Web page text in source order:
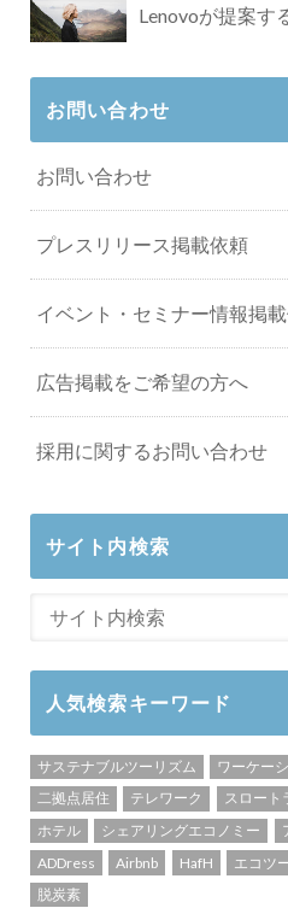
Lenovoが提案す
お問い合わせ
お問い合わせ
プレスリリース掲載依頼
イベント・セミナー情報掲
広告掲載をご希望の方へ
採用に関するお問い合わせ
サイト内検索
人気検索キーワード
サステナブルツーリズム ワーケー
二拠点居住
テレワーク スロート
ホテル
シェアリングエコノミー
ADDress
Airbnb HafH エコツ
脱炭素